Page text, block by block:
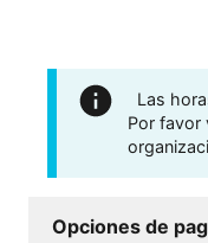
Las
Por favor
Opciones de